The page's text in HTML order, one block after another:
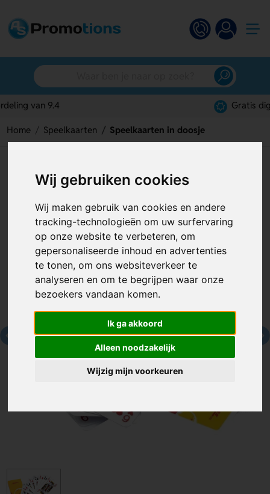
Wij gebruiken cookies
Wij maken gebruik van cookies en andere
tracking-technologieën om uw surfervaring
op onze website te verbeteren, om
gepersonaliseerde inhoud en advertenties
te tonen, om ons websiteverkeer te
analyseren en om te begrijpen waar onze
bezoekers vandaan komen.
Ik ga akkoord
Alleen noodzakelijk
Wijzig mijn voorkeuren
Home Speelkaarten Speelkaarten in doosje
Speelkaarten in doosje
Artikelnummer: